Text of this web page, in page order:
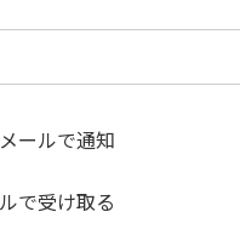
ールで通知
で受け取る